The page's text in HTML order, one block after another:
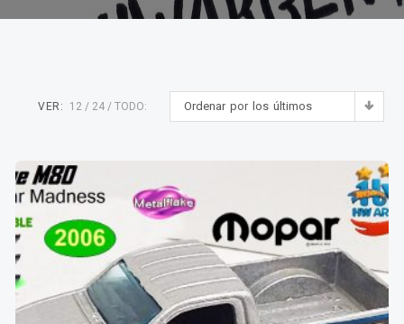
Ordenar por los últimos
VER: 12 24 TODO: